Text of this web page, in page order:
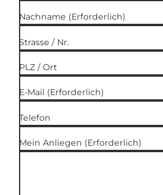
Nachname (Erforderlich)
Strasse / Nr.
PLZ / Ort
E-Mail (Erforderlich)
Telefon
Mein Anliegen (Erforderlich)